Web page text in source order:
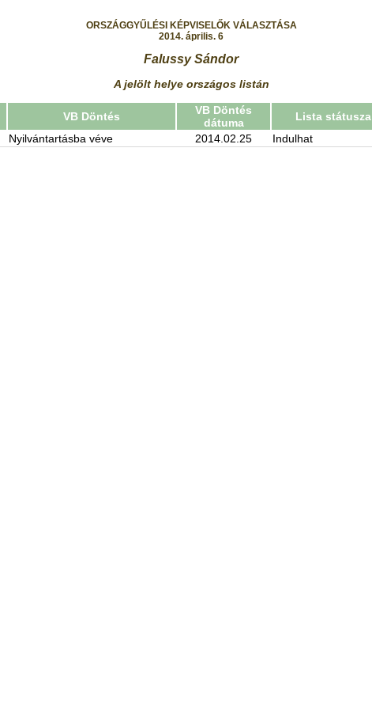
ORSZÁGGYŰLÉSI KÉPVISELŐK VÁLASZTÁSA
2014. április. 6
Falussy Sándor
A jelölt helye országos listán
VB Döntés
VB Döntés
dátuma
Lista státusza
Nyilvántartásba véve 2014.02.25 Indulhat